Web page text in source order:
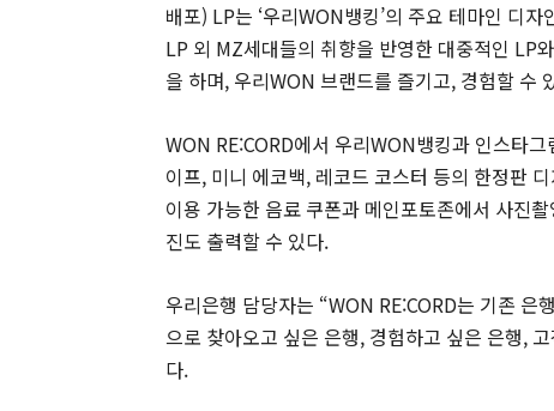
배포) LP는 ‘우리WON뱅킹’의 주요 테마인 디
LP 외 MZ세대들의 취향을 반영한 대중적인 LP
을 하며, 우리WON 브랜드를 즐기고, 경험할 수
WON RE:CORD에서 우리WON뱅킹과 인스타
이프, 미니 에코백, 레코드 코스터 등의 한정판
이용 가능한 음료 쿠폰과 메인포토존에서 사진
진도 출력할 수 있다.
우리은행 담당자는 “WON RE:CORD는 기존
으로 찾아오고 싶은 은행, 경험하고 싶은 은행,
다.